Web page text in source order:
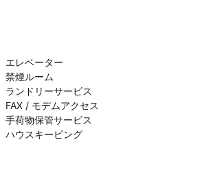
エレベーター
禁煙ルーム
ランドリーサービス
FAX / モデムアクセス
手荷物保管サービス
ハウスキーピング